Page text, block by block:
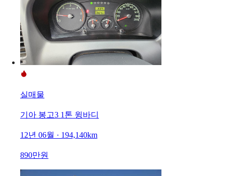
실매물
기아 봉고3 1톤 윙바디
12년 06월 · 194,140km
890만원